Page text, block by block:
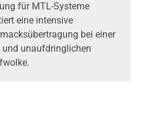
für MTL-Systeme
eine intensive
bei einer
und unaufdringlichen